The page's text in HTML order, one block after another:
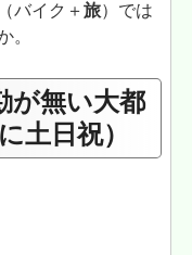
バイク＋旅）では
。
無い大都
土日祝）